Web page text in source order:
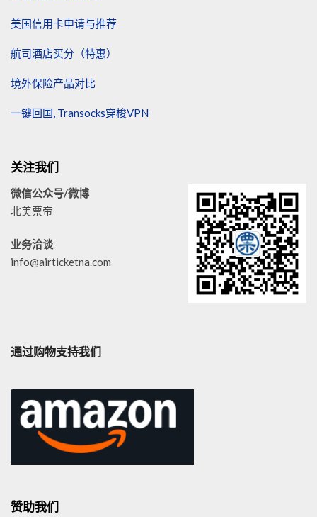
美国信用卡申请与推荐
航司酒店买分（特惠）
境外保险产品对比
一键回国, Transocks穿梭VPN
关注我们
微信公众号/微博
北美票帝
业务洽谈
info@airticketna.com
通过购物支持我们
赞助我们